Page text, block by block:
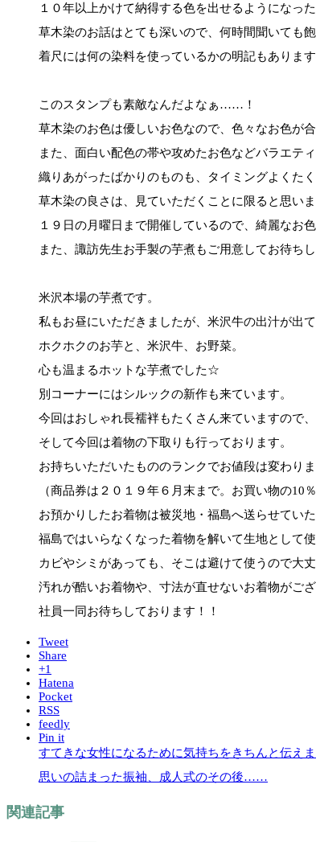
１０年以上かけて納得する色を出せるようになっ
草木染のお話はとても深いので、何時間聞いても飽
着尺には何の染料を使っているかの明記もありま
このスタンプも素敵なんだよなぁ……！
草木染のお色は優しいお色なので、色々なお色が
また、面白い配色の帯や攻めたお色などバラエテ
織りあがったばかりのものも、タイミングよくた
草木染の良さは、見ていただくことに限ると思いま
１９日の月曜日まで開催しているので、綺麗なお
また、諏訪先生お手製の芋煮もご用意してお待ちし
米沢本場の芋煮です。
私もお昼にいただきましたが、米沢牛の出汁が出
ホクホクのお芋と、米沢牛、お野菜。
心も温まるホットな芋煮でした☆
別コーナーにはシルックの新作も来ています。
今回はおしゃれ長襦袢もたくさん来ていますので
そして今回は着物の下取りも行っております。
お持ちいただいたもののランクでお値段は変わり
（商品券は２０１９年６月末まで。お買い物の10
お預かりしたお着物は被災地・福島へ送らせていた
福島ではいらなくなった着物を解いて生地として
カビやシミがあっても、そこは避けて使うので大丈
汚れが酷いお着物や、寸法が直せないお着物がご
社員一同お待ちしております！！
Tweet
Share
+1
Hatena
Pocket
RSS
feedly
Pin it
すてきな女性になるために気持ちをきちんと伝え
思いの詰まった振袖、成人式のその後……
関連記事